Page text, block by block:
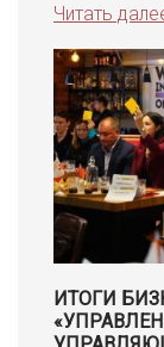
Читать
ИТОГИ